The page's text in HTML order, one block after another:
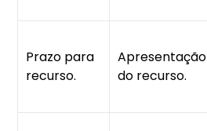
Prazo para
recurso.
Apresentação
do recurso.